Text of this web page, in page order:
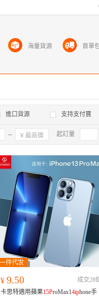
進口貨源 支持支付寶
確定 起訂量
¥ 9.50
成交28
卡思特適用蘋果15ProMax14iphone手
海量貨源 首單